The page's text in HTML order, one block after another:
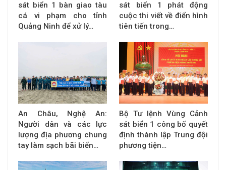
sát biển 1 bàn giao tàu
cá vi phạm cho tỉnh
Quảng Ninh để xử lý…
sát biển 1 phát động
cuộc thi viết về điển hình
tiên tiến trong…
An Châu, Nghệ An:
Người dân và các lực
lượng địa phương chung
tay làm sạch bãi biển…
Bộ Tư lệnh Vùng Cảnh
sát biển 1 công bố quyết
định thành lập Trung đội
phương tiện…